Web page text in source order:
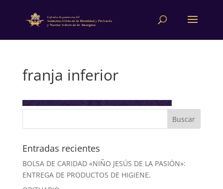
franja inferior
Entradas recientes
BOLSA DE CARIDAD «NIÑO JESÚS DE LA PASIÓN»:
ENTREGA DE PRODUCTOS DE HIGIENE.